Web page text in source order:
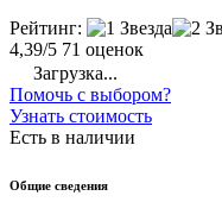
Рейтинг:
4,39/5 71 оценок
Загрузка...
Помочь с выбором?
Узнать стоимость
Есть в наличии
Общие сведения